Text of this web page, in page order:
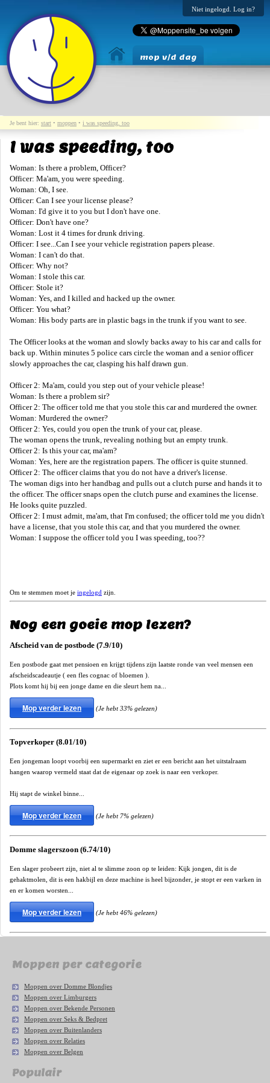
Niet ingelogd. Log in?
mop v/d dag
Je bent hier: start • moppen • i was speeding, too
I was speeding, too
Woman: Is there a problem, Officer?
Officer: Ma'am, you were speeding.
Woman: Oh, I see.
Officer: Can I see your license please?
Woman: I'd give it to you but I don't have one.
Officer: Don't have one?
Woman: Lost it 4 times for drunk driving.
Officer: I see...Can I see your vehicle registration papers please.
Woman: I can't do that.
Officer: Why not?
Woman: I stole this car.
Officer: Stole it?
Woman: Yes, and I killed and hacked up the owner.
Officer: You what?
Woman: His body parts are in plastic bags in the trunk if you want to see.
The Officer looks at the woman and slowly backs away to his car and calls for
back up. Within minutes 5 police cars circle the woman and a senior officer
slowly approaches the car, clasping his half drawn gun.
Officer 2: Ma'am, could you step out of your vehicle please!
Woman: Is there a problem sir?
Officer 2: The officer told me that you stole this car and murdered the owner.
Woman: Murdered the owner?
Officer 2: Yes, could you open the trunk of your car, please.
The woman opens the trunk, revealing nothing but an empty trunk.
Officer 2: Is this your car, ma'am?
Woman: Yes, here are the registration papers. The officer is quite stunned.
Officer 2: The officer claims that you do not have a driver's license.
The woman digs into her handbag and pulls out a clutch purse and hands it to
the officer. The officer snaps open the clutch purse and examines the license.
He looks quite puzzled.
Officer 2: I must admit, ma'am, that I'm confused; the officer told me you didn't
have a license, that you stole this car, and that you murdered the owner.
Woman: I suppose the officer told you I was speeding, too??
Om te stemmen moet je ingelogd zijn.
Nog een goeie mop lezen?
Afscheid van de postbode (7.9/10)
Een postbode gaat met pensioen en krijgt tijdens zijn laatste ronde van veel mensen een
afscheidscadeautje ( een fles cognac of bloemen ).
Plots komt hij bij een jonge dame en die sleurt hem na...
Mop verder lezen (Je hebt 33% gelezen)
Topverkoper (8.01/10)
Een jongeman loopt voorbij een supermarkt en ziet er een bericht aan het uitstalraam
hangen waarop vermeld staat dat de eigenaar op zoek is naar een verkoper.
Hij stapt de winkel binne...
Mop verder lezen (Je hebt 7% gelezen)
Domme slagerszoon (6.74/10)
Een slager probeert zijn, niet al te slimme zoon op te leiden: Kijk jongen, dit is de
gehaktmolen, dit is een hakbijl en deze machine is heel bijzonder, je stopt er een varken in
en er komen worsten...
Mop verder lezen (Je hebt 46% gelezen)
Moppen per categorie
Moppen over Domme Blondjes
Moppen over Limburgers
Moppen over Bekende Personen
Moppen over Seks & Bedpret
Moppen over Buitenlanders
Moppen over Relaties
Moppen over Belgen
Populair